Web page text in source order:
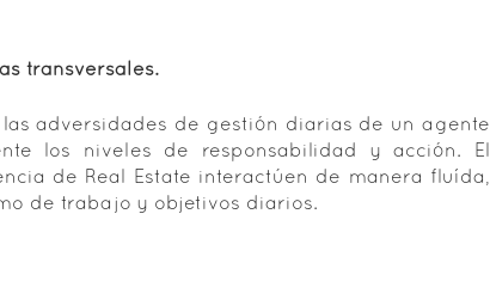
transversales.
adversidades de gestión diarias de un agente
los niveles de responsabilidad y acción. El
de Real Estate interactúen de manera fluída,
de trabajo y objetivos diarios.